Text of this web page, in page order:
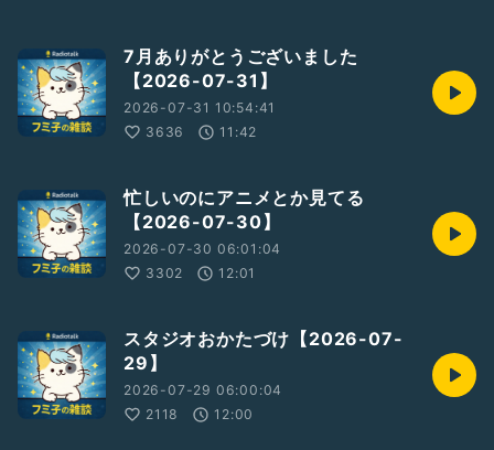
7月ありがとうございました
【2026-07-31】
2026-07-31 10:54:41
3636
11:42
忙しいのにアニメとか見てる
【2026-07-30】
2026-07-30 06:01:04
3302
12:01
スタジオおかたづけ【2026-07-
29】
2026-07-29 06:00:04
2118
12:00